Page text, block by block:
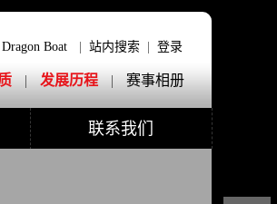
Boat 站内搜索 登录
| 发展历程 | 赛事相册
联系我们